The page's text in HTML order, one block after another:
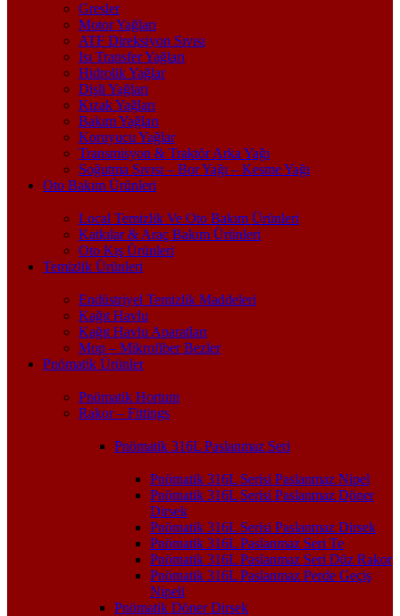
Gresler
Motor Yağları
ATF Direksiyon Sıvısı
Isı Transfer Yağları
Hidrolik Yağlar
Dişli Yağları
Kızak Yağları
Bakım Yağları
Koruyucu Yağlar
Transmisyon & Traktör Arka Yağı
Soğutma Sıvısı – Bor Yağı – Kesme Yağı
Oto Bakım Ürünleri
Local Temizlik Ve Oto Bakım Ürünleri
Katkılar & Araç Bakım Ürünleri
Oto Kış Ürünleri
Temizlik Ürünleri
Endüstriyel Temizlik Maddeleri
Kağıt Havlu
Kağıt Havlu Aparatları
Mop – Mikrofiber Bezler
Pnömatik Ürünler
Pnömatik Hortum
Rakor – Fittings
Pnömatik 316L Paslanmaz Seri
Pnömatik 316L Serisi Paslanmaz Nipel
Pnömatik 316L Serisi Paslanmaz Döner
Dirsek
Pnömatik 316L Serisi Paslanmaz Dirsek
Pnömatik 316L Paslanmaz Seri Te
Pnömatik 316L Paslanmaz Seri Düz Rakor
Pnömatik 316L Paslanmaz Perde Geçiş
Nipeli
Pnömatik Döner Dirsek